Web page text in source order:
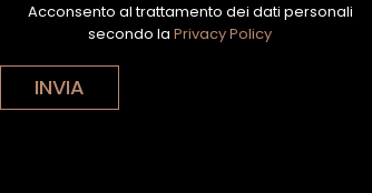
Acconsento al trattamento dei dati personali
secondo la Privacy Policy
INVIA